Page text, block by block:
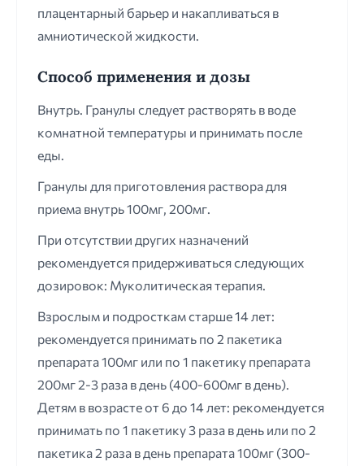
плацентарный барьер и накапливаться в
амниотической жидкости.
Способ применения и дозы
Внутрь. Гранулы следует растворять в воде
комнатной температуры и принимать после
еды.
Гранулы для приготовления раствора для
приема внутрь 100мг, 200мг.
При отсутствии других назначений
рекомендуется придерживаться следующих
дозировок: Муколитическая терапия.
Взрослым и подросткам старше 14 лет:
рекомендуется принимать по 2 пакетика
препарата 100мг или по 1 пакетику препарата
200мг 2-3 раза в день (400-600мг в день).
Детям в возрасте от 6 до 14 лет: рекомендуется
принимать по 1 пакетику 3 раза в день или по 2
пакетика 2 раза в день препарата 100мг (300-